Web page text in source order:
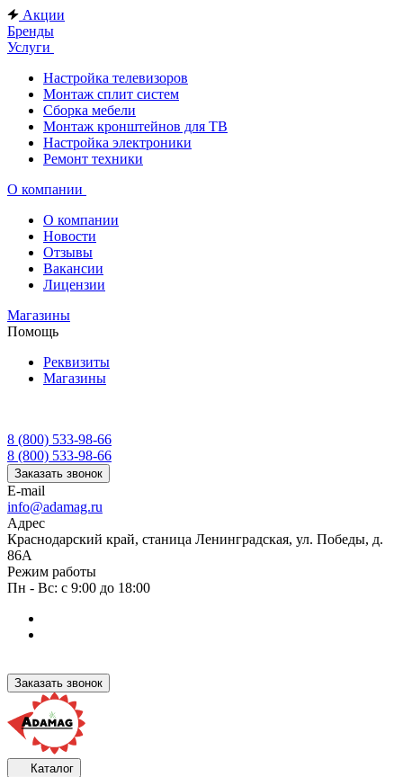
Акции
Бренды
Услуги
Настройка телевизоров
Монтаж сплит систем
Сборка мебели
Монтаж кронштейнов для ТВ
Настройка электроники
Ремонт техники
О компании
О компании
Новости
Отзывы
Вакансии
Лицензии
Магазины
Помощь
Реквизиты
Магазины
8 (800) 533-98-66
8 (800) 533-98-66
Заказать звонок
E-mail
info@adamag.ru
Адрес
Краснодарский край, станица Ленинградская, ул. Победы, д.
86А
Режим работы
Пн - Вс: с 9:00 до 18:00
Заказать звонок
Каталог